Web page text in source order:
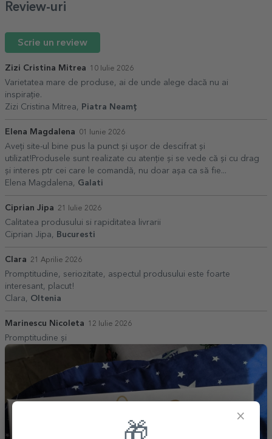
Review-uri
Scrie un review
Zizi Cristina Mitrea 10 Iulie 2026
Varietatea mare de produse, ai de unde alege dacă nu ai
inspirație.
Zizi Cristina Mitrea,
Piatra Neamț
Elena Magdalena 01 Iunie 2026
Aveți site-ul bine pus la punct și ușor de descifrat și
utilizat!Produsele sunt realizate cu atenție și se vede că și cu drag
și interes ptr cei care le comandă, nu doar așa ca să fie...
Elena Magdalena, Galati
Ciprian Jipa 21 Iulie 2026
Calitatea produsului si rapiditatea livrarii
Ciprian Jipa,
Bucuresti
Clara 21 Aprilie 2026
Promptitudine, seriozitate, aspectul produsului este foarte
interesant, placut!
Clara, Oltenia
Marinescu Nicoleta 12 Iulie 2026
Promptitudine și
×
🎁